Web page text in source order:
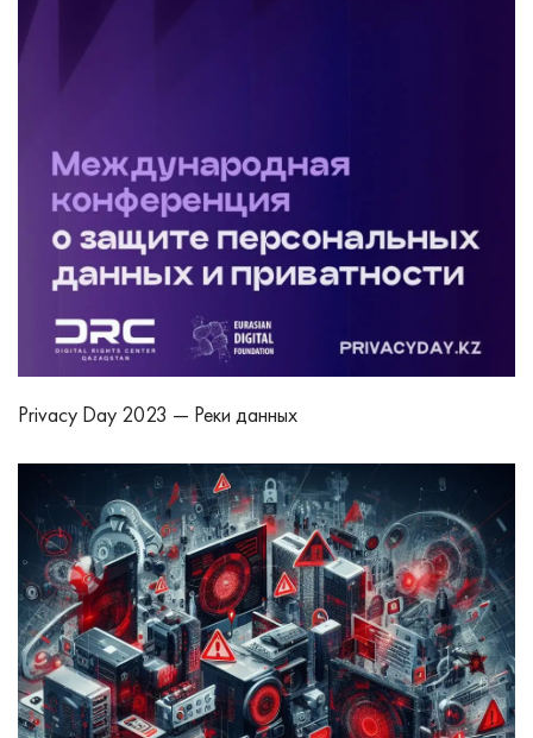
Privacy Day 2023 — Реки данных